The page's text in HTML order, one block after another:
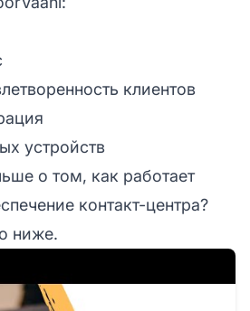
клиентов
устройств
о том, как работает
контакт-центра?
ниже.